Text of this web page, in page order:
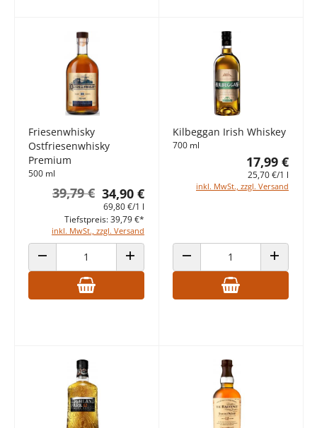
Friesenwhisky
Ostfriesenwhisky
Premium
500 ml
34,90 €
39,79 €
69,80 €/1 l
inkl. MwSt., zzgl. Versand
Tiefstpreis: 39,79 €*
ANZAHL VERRINGERN ANZAHL ERHÖHEN
Kilbeggan Irish Whiskey
700 ml
17,99 €
25,70 €/1 l
inkl. MwSt., zzgl. Versand
ANZAHL VERRINGERN ANZAHL